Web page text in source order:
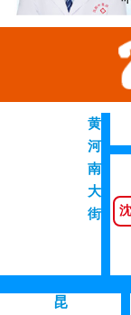
黄
河
南
大
街
昆